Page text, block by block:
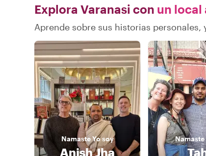
Explora Varanasi con un local
Aprende sobre sus historias
Namaste Yo soy
Anish Jha
Namaste